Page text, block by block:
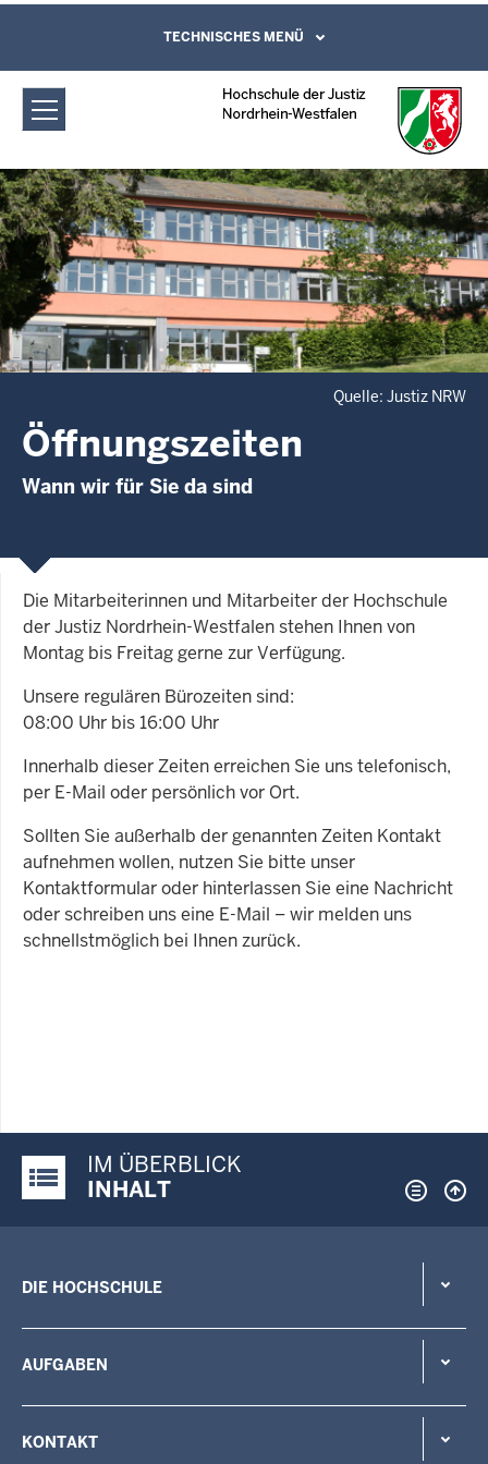
Hochschule der Justiz Nordrhein-
Westfalen: Öffnungszeiten
Direkt zum Inhalt
Leichte Sprache, Gebärdensprachenvideo
und Kontaktformular
TECHNISCHES MENÜ
Quelle: Justiz NRW
Öffnungszeiten
Wann wir für Sie da sind
Die Mitarbeiterinnen und Mitarbeiter der Hochschule
der Justiz Nordrhein-Westfalen stehen Ihnen von
Montag bis Freitag gerne zur Verfügung.
Unsere regulären Bürozeiten sind:
08:00 Uhr bis 16:00 Uhr
Innerhalb dieser Zeiten erreichen Sie uns telefonisch,
per E-Mail oder persönlich vor Ort.
Sollten Sie außerhalb der genannten Zeiten Kontakt
aufnehmen wollen, nutzen Sie bitte unser
Kontaktformular oder hinterlassen Sie eine Nachricht
oder schreiben uns eine E-Mail – wir melden uns
schnellstmöglich bei Ihnen zurück.
Justiz-Portal im Überblick:
IM ÜBERBLICK
INHALT
DIE HOCHSCHULE
AUFGABEN
KONTAKT